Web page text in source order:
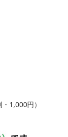
1,000円）